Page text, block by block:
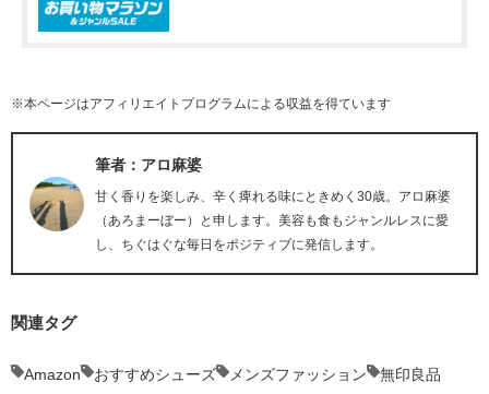
※本ページはアフィリエイトプログラムによる収益を得ています
筆者：アロ麻婆
甘く香りを楽しみ、辛く痺れる味にときめく30歳。アロ麻婆
（あろまーぼー）と申します。美容も食もジャンルレスに愛
し、ちぐはぐな毎日をポジティブに発信します。
関連タグ
Amazon おすすめシューズ メンズファッション 無印良品